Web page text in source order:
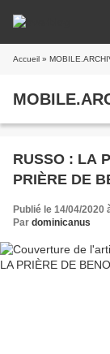
Accueil »
RUSSO : LA
PRIÈRE DE
Publié le 14/04/2020
Par dominicanus